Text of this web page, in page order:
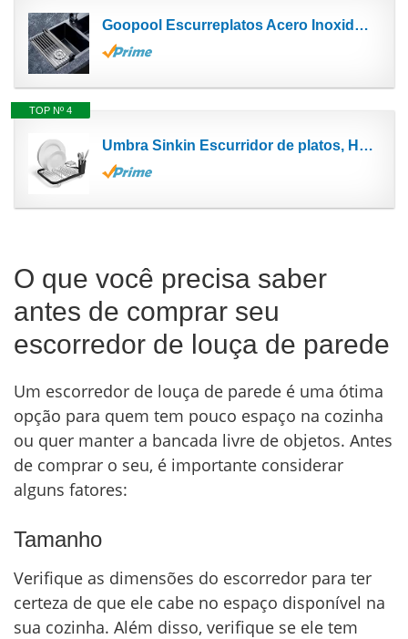
Goopool Escurreplatos Acero Inoxidable sobre Fregadero Secador de Rollos de Acero Inoxidable...
TOP Nº 4
Umbra Sinkin Escurridor de platos, Hierro, Humo/níquel
O que você precisa saber
antes de comprar seu
escorredor de louça de parede
Um escorredor de louça de parede é uma ótima
opção para quem tem pouco espaço na cozinha
ou quer manter a bancada livre de objetos. Antes
de comprar o seu, é importante considerar
alguns fatores:
Tamanho
Verifique as dimensões do escorredor para ter
certeza de que ele cabe no espaço disponível na
sua cozinha. Além disso, verifique se ele tem